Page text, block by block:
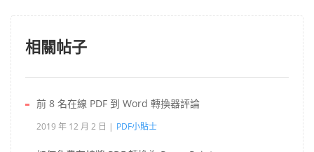
相關帖子
前 8 名在線 PDF 到 Word 轉換器評論
2019 年 12 月 2 日 PDF小貼士